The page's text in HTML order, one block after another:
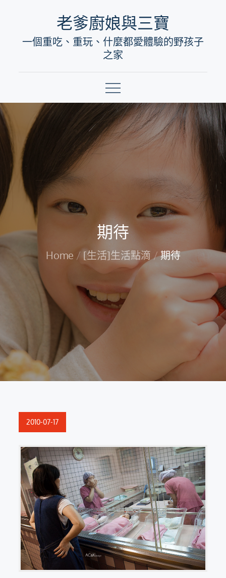
content
老爹廚娘與三寶
一個重吃、重玩、什麼都愛體驗的野孩子
之家
期待
Home [生活]生活點滴 期待
Posted
2010-07-17